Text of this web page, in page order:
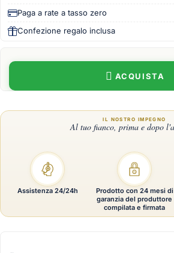
Paga a rate a tasso zero
Confezione regalo inclusa
ACQUISTA
Assistenza 24/24h
Prodotto con 24 mesi di
garanzia del produttore
compilata e firmata